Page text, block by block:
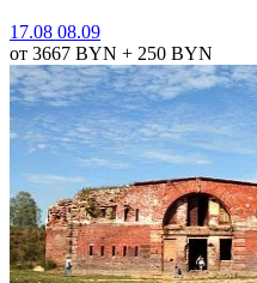
17.08 08.09
от 3667 BYN + 250 BYN